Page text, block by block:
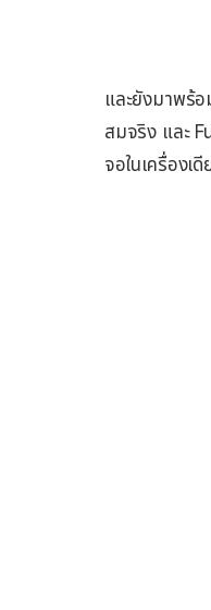
และยังมาพร้
สมจริง และ
จอในเครื่องเ